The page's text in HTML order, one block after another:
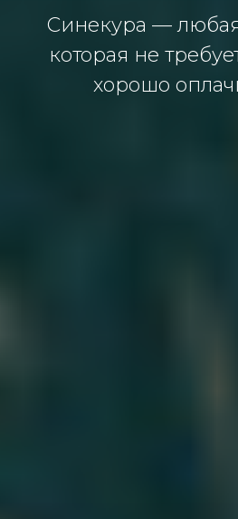
Синекура —
которая не
хорошо